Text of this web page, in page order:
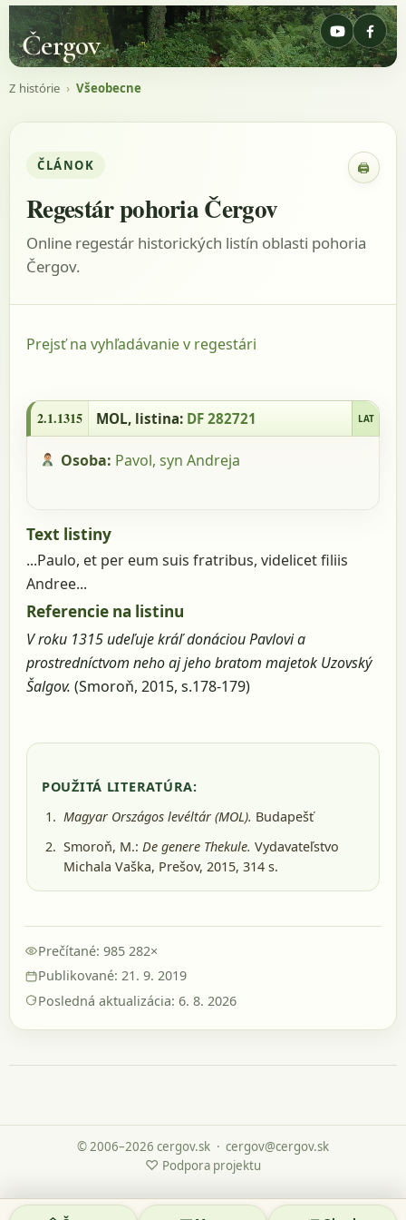
Čergov
Z histórie › Všeobecne
ČLÁNOK 🖨
Regestár pohoria Čergov
Online regestár historických listín oblasti pohoria
Čergov.
Prejsť na vyhľadávanie v regestári
2.1.1315 MOL, listina: DF 282721 LAT
Osoba: Pavol, syn Andreja
Text listiny
...Paulo, et per eum suis fratribus, videlicet filiis
Andree...
Referencie na listinu
V roku 1315 udeľuje kráľ donáciou Pavlovi a
prostredníctvom neho aj jeho bratom majetok Uzovský
Šalgov. (Smoroň, 2015, s.178-179)
POUŽITÁ LITERATÚRA:
Magyar Országos levéltár (MOL). Budapešť
Smoroň, M.: De genere Thekule. Vydavateľstvo
Michala Vaška, Prešov, 2015, 314 s.
Prečítané: 985 282×
Publikované: 21. 9. 2019
Posledná aktualizácia: 6. 8. 2026
© 2006–2026 cergov.sk
♡ Podpora projektu
· cergov@cergov.sk